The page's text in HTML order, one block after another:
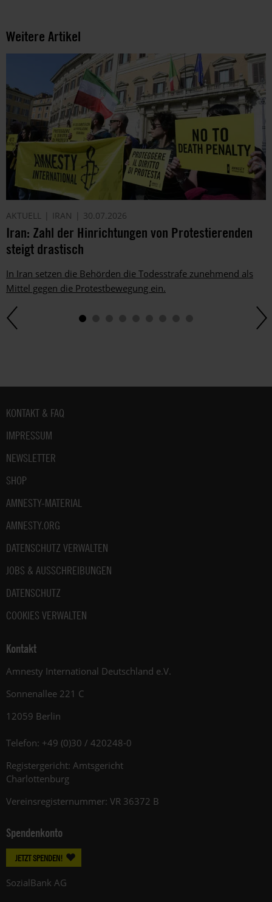
Weitere Artikel
AKTUELL IRAN 30.07.2026
Iran: Zahl der Hinrichtungen von Protestierenden
steigt drastisch
In Iran setzen die Behörden die Todesstrafe zunehmend als
Mittel gegen die Protestbewegung ein.
Fußbereich
KONTAKT & FAQ
IMPRESSUM
NEWSLETTER
SHOP
AMNESTY-MATERIAL
AMNESTY.ORG
DATENSCHUTZ VERWALTEN
JOBS & AUSSCHREIBUNGEN
DATENSCHUTZ
COOKIES VERWALTEN
Kontakt
Amnesty International Deutschland e.V.
Sonnenallee 221 C
12059 Berlin
Telefon: +49 (0)30 / 420248-0
Registergericht: Amtsgericht
Charlottenburg
Vereinsregisternummer: VR 36372 B
Spendenkonto
JETZT SPENDEN!
SozialBank AG